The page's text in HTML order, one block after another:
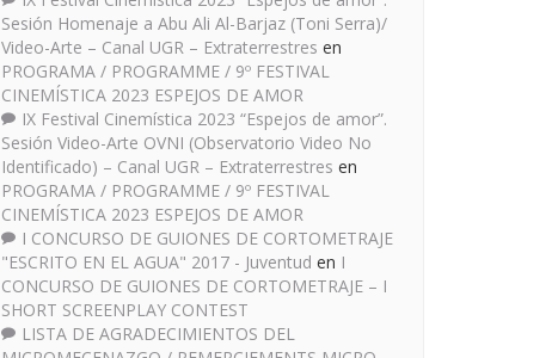
Sesión Homenaje a Abu Ali Al-Barjaz (Toni Serra)/
Video-Arte – Canal UGR – Extraterrestres en
PROGRAMA / PROGRAMME / 9º FESTIVAL
CINEMÍSTICA 2023 ESPEJOS DE AMOR
IX Festival Cinemística 2023 “Espejos de amor”.
Sesión Video-Arte OVNI (Observatorio Video No
Identificado) – Canal UGR – Extraterrestres en
PROGRAMA / PROGRAMME / 9º FESTIVAL
CINEMÍSTICA 2023 ESPEJOS DE AMOR
I CONCURSO DE GUIONES DE CORTOMETRAJE
"ESCRITO EN EL AGUA" 2017 - Juventud en I
CONCURSO DE GUIONES DE CORTOMETRAJE – I
SHORT SCREENPLAY CONTEST
LISTA DE AGRADECIMIENTOS DEL